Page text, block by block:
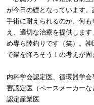
が今日の礎となっています。
手術に耐えられるのか、何
え、適切な治療を提供しま
め専ら陸釣りです（笑）。
で錨を降ろそう！の考えが固
内科学会認定医、循環器学
害認定医（ペースメーカーな
認定産業医